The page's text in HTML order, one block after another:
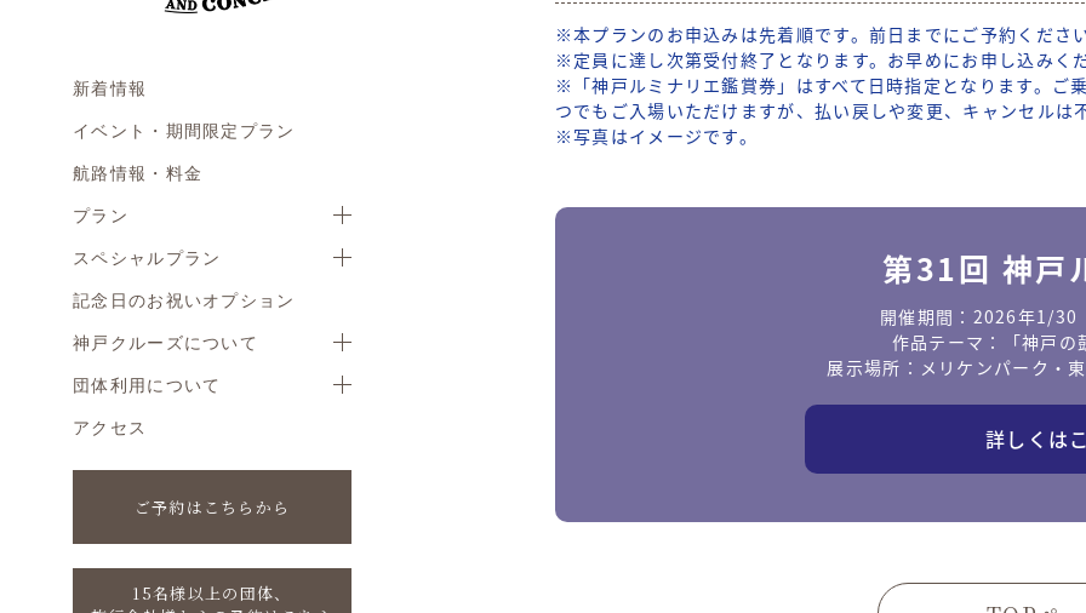
新着情報
イベント・期間限定プラン
航路情報・料金
プラン
スペシャルプラン
記念日のお祝いオプション
神戸クルーズについて
団体利用について
アクセス
ご予約はこちらから
15名様以上の団体、
※本プランのお申込みは先着順です。前日までにご予約くださ
※定員に達し次第受付終了となります。お早めにお申し込みく
※「神戸ルミナリエ鑑賞券」はすべて日時指定となります。ご
つでもご入場いただけますが、払い戻しや変更、キャンセルは
※写真はイメージです。
第31回 神戸
開催期間：2026年1/30
作品テーマ：「神戸の
展示場所：メリケンパーク・
詳しくは